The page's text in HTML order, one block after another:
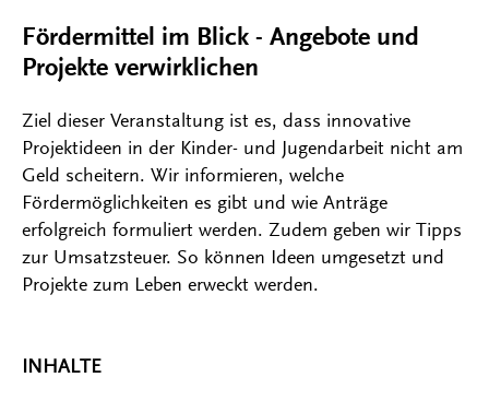
Fördermittel im Blick - Angebote und
Projekte verwirklichen
Ziel dieser Veranstaltung ist es, dass innovative
Projektideen in der Kinder- und Jugendarbeit nicht am
Geld scheitern. Wir informieren, welche
Fördermöglichkeiten es gibt und wie Anträge
erfolgreich formuliert werden. Zudem geben wir Tipps
zur Umsatzsteuer. So können Ideen umgesetzt und
Projekte zum Leben erweckt werden.
INHALTE